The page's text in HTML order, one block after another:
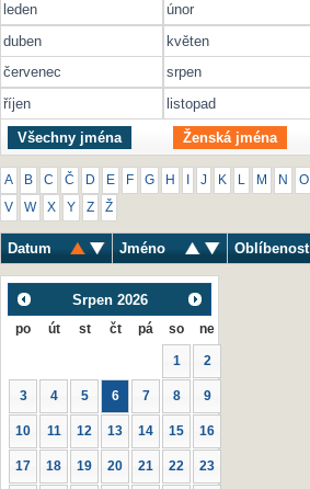
leden únor
duben
květen
červenec
srpen
říjen
listopad
Všechny jména Ženská jména
A B C Č D E F G H J K M N O
V W X Y Z Ž
Datum Jméno Oblíbenost
Srpen 2026
po út st čt pá so ne
1 2
3 4 5 6 7 8 9
10 11 12 13 14 15 16
17 18 19 20 21 22 23